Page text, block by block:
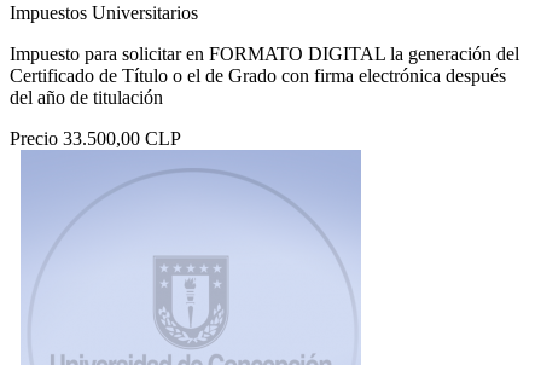
Impuestos Universitarios
Impuesto para solicitar en FORMATO DIGITAL la generación del
Certificado de Título o el de Grado con firma electrónica después
del año de titulación
Precio 33.500,00 CLP